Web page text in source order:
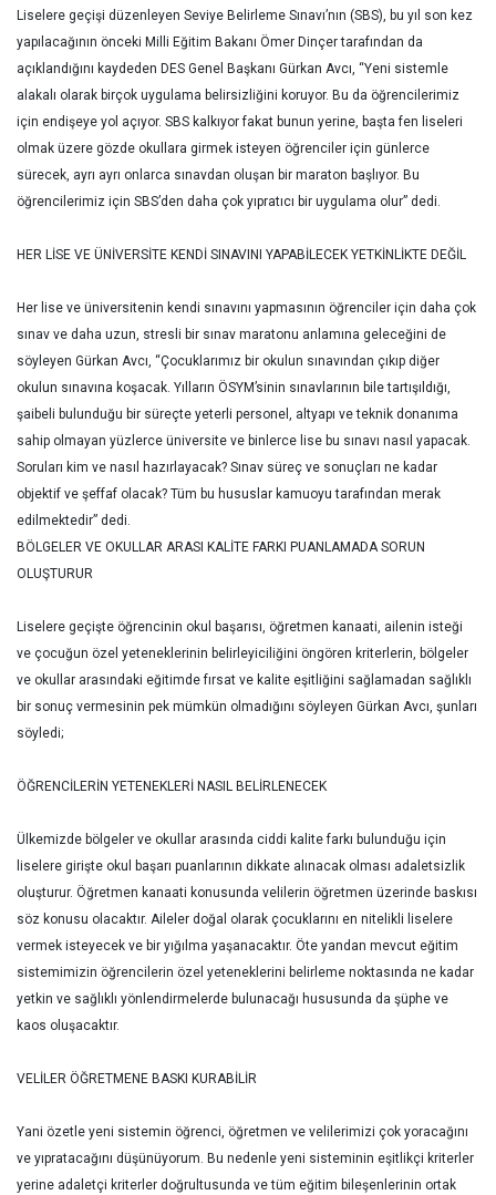
Liselere geçişi düzenleyen Seviye Belirleme Sınavı’nın (SBS), bu yıl son kez
yapılacağının önceki Milli Eğitim Bakanı Ömer Dinçer tarafından da
açıklandığını kaydeden DES Genel Başkanı Gürkan Avcı, “Yeni sistemle
alakalı olarak birçok uygulama belirsizliğini koruyor. Bu da öğrencilerimiz
için endişeye yol açıyor. SBS kalkıyor fakat bunun yerine, başta fen liseleri
olmak üzere gözde okullara girmek isteyen öğrenciler için günlerce
sürecek, ayrı ayrı onlarca sınavdan oluşan bir maraton başlıyor. Bu
öğrencilerimiz için SBS’den daha çok yıpratıcı bir uygulama olur” dedi.
HER LİSE VE ÜNİVERSİTE KENDİ SINAVINI YAPABİLECEK YETKİNLİKTE DEĞİL
Her lise ve üniversitenin kendi sınavını yapmasının öğrenciler için daha çok
sınav ve daha uzun, stresli bir sınav maratonu anlamına geleceğini de
söyleyen Gürkan Avcı, “Çocuklarımız bir okulun sınavından çıkıp diğer
okulun sınavına koşacak. Yılların ÖSYM’sinin sınavlarının bile tartışıldığı,
şaibeli bulunduğu bir süreçte yeterli personel, altyapı ve teknik donanıma
sahip olmayan yüzlerce üniversite ve binlerce lise bu sınavı nasıl yapacak.
Soruları kim ve nasıl hazırlayacak? Sınav süreç ve sonuçları ne kadar
objektif ve şeffaf olacak? Tüm bu hususlar kamuoyu tarafından merak
edilmektedir” dedi.
BÖLGELER VE OKULLAR ARASI KALİTE FARKI PUANLAMADA SORUN
OLUŞTURUR
Liselere geçişte öğrencinin okul başarısı, öğretmen kanaati, ailenin isteği
ve çocuğun özel yeteneklerinin belirleyiciliğini öngören kriterlerin, bölgeler
ve okullar arasındaki eğitimde fırsat ve kalite eşitliğini sağlamadan sağlıklı
bir sonuç vermesinin pek mümkün olmadığını söyleyen Gürkan Avcı, şunları
söyledi;
ÖĞRENCİLERİN YETENEKLERİ NASIL BELİRLENECEK
Ülkemizde bölgeler ve okullar arasında ciddi kalite farkı bulunduğu için
liselere girişte okul başarı puanlarının dikkate alınacak olması adaletsizlik
oluşturur. Öğretmen kanaati konusunda velilerin öğretmen üzerinde baskısı
söz konusu olacaktır. Aileler doğal olarak çocuklarını en nitelikli liselere
vermek isteyecek ve bir yığılma yaşanacaktır. Öte yandan mevcut eğitim
sistemimizin öğrencilerin özel yeteneklerini belirleme noktasında ne kadar
yetkin ve sağlıklı yönlendirmelerde bulunacağı hususunda da şüphe ve
kaos oluşacaktır.
VELİLER ÖĞRETMENE BASKI KURABİLİR
Yani özetle yeni sistemin öğrenci, öğretmen ve velilerimizi çok yoracağını
ve yıpratacağını düşünüyorum. Bu nedenle yeni sisteminin eşitlikçi kriterler
yerine adaletçi kriterler doğrultusunda ve tüm eğitim bileşenlerinin ortak